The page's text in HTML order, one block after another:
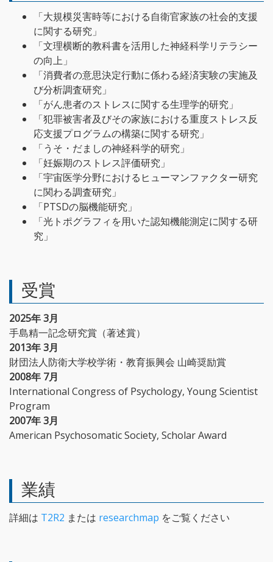
「大規模災害時等における自衛官家族の社会的支援
に関する研究」
「文理横断的教科書を活用した神経科学リテラシー
の向上」
「消費者の意思決定行動に係わる経済実験の実施及
び分析調査研究」
「がん患者のストレスに関する生理学的研究」
「犯罪被害者及びその家族における重度ストレス反
応支援プログラムの構築に関する研究」
「うそ・だましの神経科学的研究」
「妊娠期のストレス評価研究」
「宇宙医学分野におけるヒューマンファクター研究
に関わる調査研究」
「PTSDの脳機能研究」
「光トポグラフィを用いた認知機能測定に関する研
究」
受賞
2025年 3月
手島精一記念研究賞（著述賞）
2013年 3月
財団法人防衛大学校学術・教育振興会 山崎奨励賞
2008年 7月
International Congress of Psychology, Young Scientist
Program
2007年 3月
American Psychosomatic Society, Scholar Award
業績
詳細は T2R2 または researchmap をご覧ください